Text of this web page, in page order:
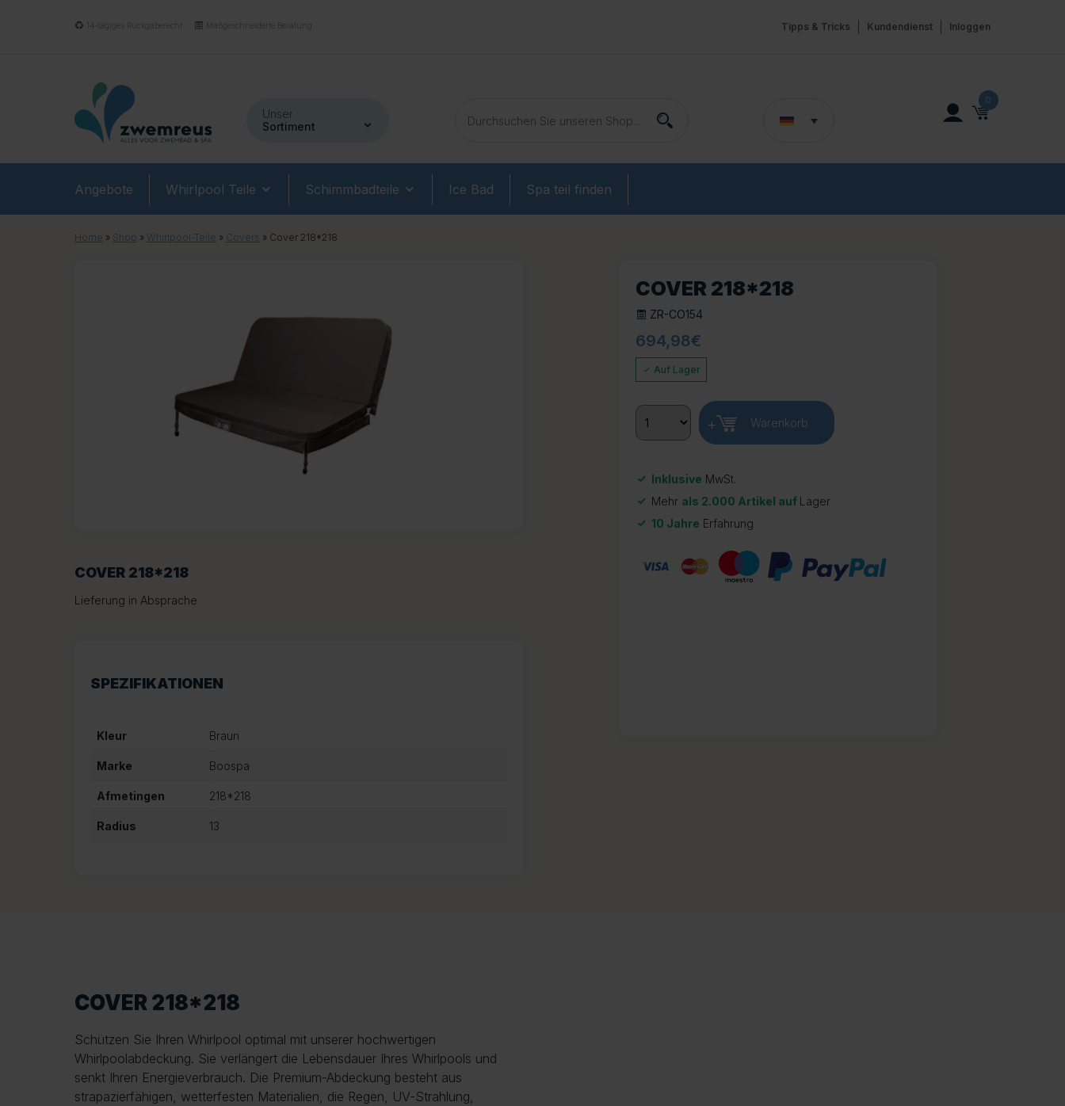
14-tägiges Rückgaberecht Maßgeschneiderte Beratung Inloggen
Kundendienst
Tipps & Tricks
Unser
Sortiment
0
Angebote Whirlpool Teile Schimmbadteile Ice Bad Spa teil finden
Home » Shop » Whirlpool-Teile » Covers » Cover 218*218
COVER 218*218
Lieferung in Absprache
SPEZIFIKATIONEN
Kleur Braun
Marke Boospa
Afmetingen 218*218
Radius 13
COVER 218*218
ZR-CO154
694,98€
Auf Lager
+ Warenkorb
Inklusive MwSt.
Mehr als 2.000 Artikel auf Lager
10 Jahre Erfahrung
COVER 218*218
Schützen Sie Ihren Whirlpool optimal mit unserer hochwertigen
Whirlpoolabdeckung. Sie verlängert die Lebensdauer Ihres Whirlpools und
senkt Ihren Energieverbrauch. Die Premium-Abdeckung besteht aus
strapazierfähigen, wetterfesten Materialien, die Regen, UV-Strahlung,